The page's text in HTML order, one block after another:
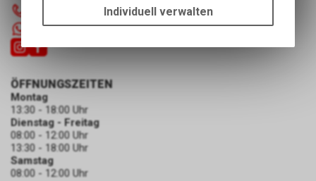
+41 55 6103131
ÖFFNUNGSZEITEN
Montag
13:30 - 18:00 Uhr
Dienstag - Freitag
08:00 - 12:00 Uhr
13:30 - 18:00 Uhr
Samstag
08:00 - 12:00 Uhr
um die grundlegenden
Funktionen unseres Online-
Individuell verwalten